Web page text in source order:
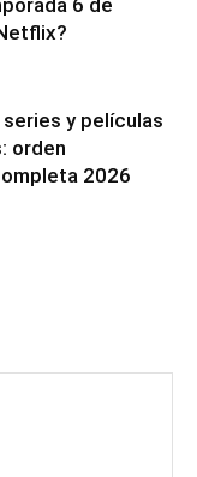
6 de
y películas
orden
2026